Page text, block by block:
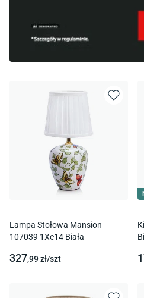
Lampa Stołowa Mansion
107039 1Xe14 Biała
327,99zł/szt